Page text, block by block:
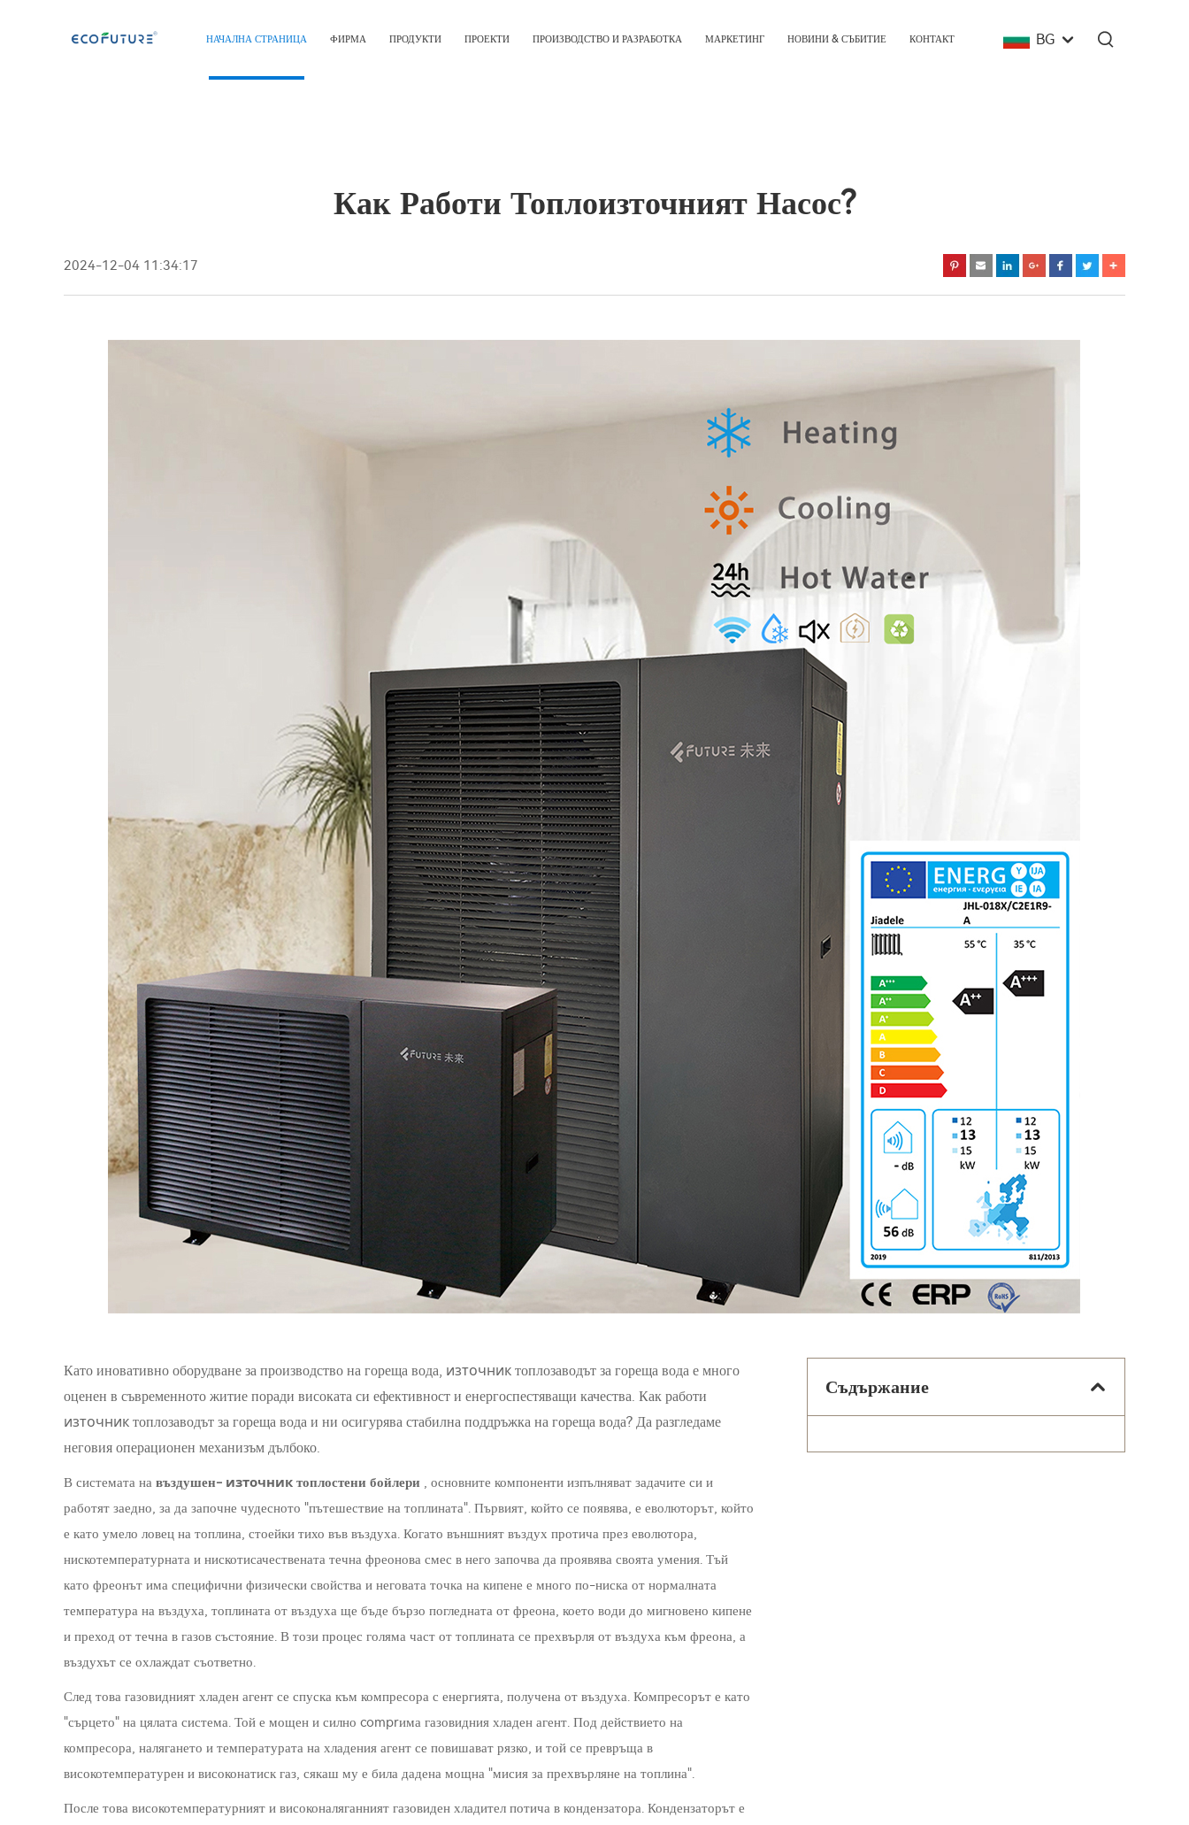
НАЧАЛНА СТРАНИЦА ФИРМА ПРОДУКТИ ПРОЕКТИ ПРОИЗВОДСТВО И РАЗРАБОТКА МАРКЕТИНГ НОВИНИ & СЪБИТИЕ КОНТАКТ BG
Как Работи Топлоизточният Насос?
2024-12-04 11:34:17
Като иновативно оборудване за производство на гореща вода, източник топлозаводът за гореща вода е много
оценен в съвременното житие поради високата си ефективност и енергоспестяващи качества. Как работи
източник топлозаводът за гореща вода и ни осигурява стабилна поддръжка на гореща вода? Да разгледаме
неговия операционен механизъм дълбоко.
В системата на въздушен- източник топлостени бойлери , основните компоненти изпълняват задачите си и
работят заедно, за да започне чудесното "пътешествие на топлината". Първият, който се появява, е еволюторът, който
е като умело ловец на топлина, стоейки тихо във въздуха. Когато външният въздух протича през еволютора,
нискотемпературната и нискотисачествената течна фреонова смес в него започва да проявява своята умения. Тъй
като фреонът има специфични физически свойства и неговата точка на кипене е много по-ниска от нормалната
температура на въздуха, топлината от въздуха ще бъде бързо погледната от фреона, което води до мигновено кипене
и преход от течна в газов състояние. В този процес голяма част от топлината се прехвърля от въздуха към фреона, а
въздухът се охлаждат съответно.
След това газовидният хладен агент се спуска към компресора с енергията, получена от въздуха. Компресорът е като
"сърцето" на цялата система. Той е мощен и силно comprима газовидния хладен агент. Под действието на
компресора, налягането и температурата на хладения агент се повишават рязко, и той се превръща в
високотемпературен и високонатиск газ, сякаш му е била дадена мощна "мисия за прехвърляне на топлина".
После това високотемпературният и високоналяганният газовиден хладител потича в кондензатора. Кондензаторът е
Съдържание